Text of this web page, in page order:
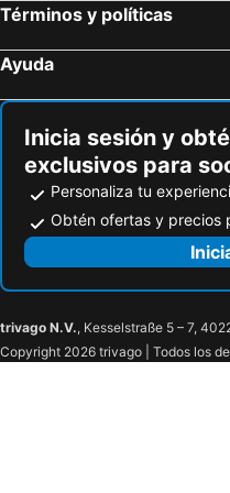
Basque Boutique
Meliá Bilbao
Catalonia Gran Vía Bilbao
Residencia Universitaria Resa San Mamés
Victorooms
Radisson Collection Bilbao
Hotel Igeretxe
Términos y políticas
Ayuda
Inicia sesión y
exclusivos para
Personaliza tu
Obtén ofertas y precios
trivago N.V., Kesselstraße 5 – 7,
Copyright 2026 trivago | Todos los